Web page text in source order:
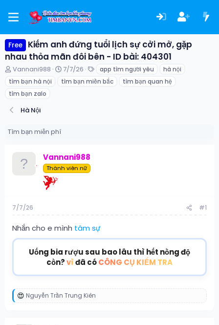
Free
Kiếm anh đứng tuổi lịch sự cởi mở, gặp
nhau thỏa mãn đôi bên - ID bài: 404301
T
r
e
d
t
Vannani988
N
à
7/7/26
ừ
k
app tìm người yêu
hà nội
tìm bạn hà nội
tìm bạn miền bắc
tìm bạn quan hệ
tìm bạn zalo
Hà Nội
Tìm bạn miễn phí
Vannani988
Thành viên nữ
7/7/26 #1
Nhắn cho e mình tâm sự
Uống bia rượu sau bao lâu thì hết nồng độ
cồn?vìđã cóCÔNG CỤ KIỂM TRA
R
Nguyễn Trần Trung Kiên